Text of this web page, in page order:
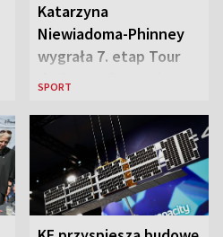
Katarzyna
Niewiadoma-Phinney
wygrała 7. etap Tour
de France i została
SPORT